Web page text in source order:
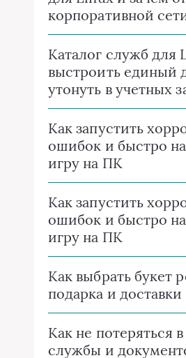
корпоративной
Каталог служб для
выстроить единый
утонуть в учетных
Как запустить
ошибок и быстро
игру на ПК
Как запустить
ошибок и быстро
игру на ПК
Как выбрать букет
подарка и доставки
Как не потеряться
службы и